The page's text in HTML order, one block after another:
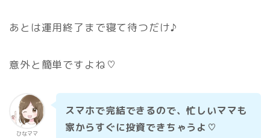
あとは運用終了まで寝て待つだけ♪
意外と簡単ですよね♡
ひなママ
スマホで完結できるので、忙しいママも
家からすぐに投資できちゃうよ♡